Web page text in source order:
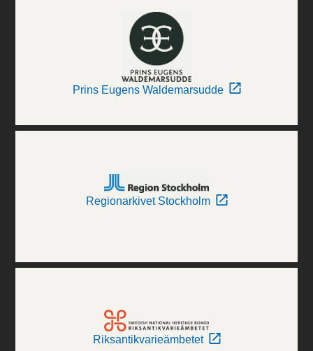
Prins Eugens Waldemarsudde
Regionarkivet Stockholm
Riksantikvarieämbetet